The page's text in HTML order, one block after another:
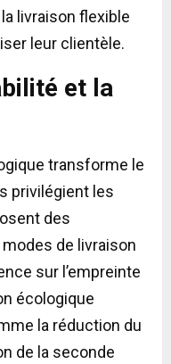
livraison flexible
leur clientèle.
et la
transforme le
privilégient les
des
de livraison
sur l’empreinte
écologique
la réduction du
de la seconde